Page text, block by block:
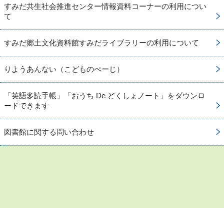
すみだ共生社会推進センター情報資料コーナーの利用につい
て
すみだ郷土文化資料館すみだライブラリーの利用について
りようあんない（こどものぺーじ）
「英語多読手帳」「おうち De どくしょノート」をダウンロ
ードできます
図書館に関する問い合わせ